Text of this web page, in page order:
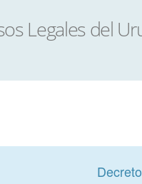
Decreto